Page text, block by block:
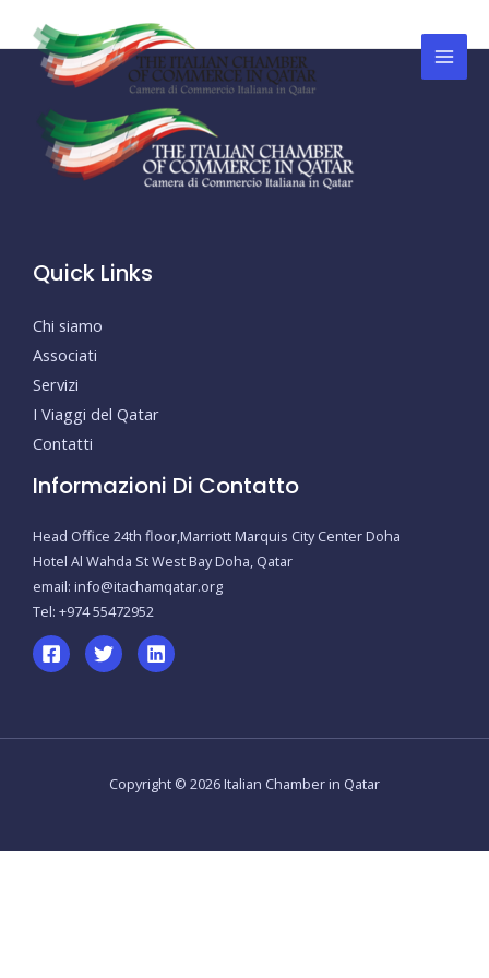
al
contenuto
Quick Links
Chi siamo
Associati
Servizi
I Viaggi del Qatar
Contatti
Informazioni Di Contatto
Head Office 24th floor,Marriott Marquis City Center Doha
Hotel Al Wahda St West Bay Doha, Qatar
email: info@itachamqatar.org
Tel: +974 55472952
Copyright © 2026 Italian Chamber in Qatar